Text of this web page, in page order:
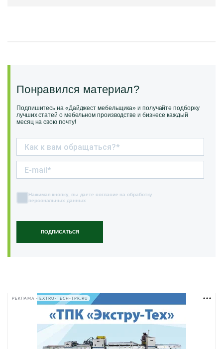
Понравился материал?
Подпишитесь на «Дайджест мебельщика» и получайте подборку
лучших статей о мебельном производстве и бизнесе каждый
месяц на свою почту!
ПОДПИСАТЬСЯ
Нажимая кнопку, вы даете согласие на обработку
персональных данных
РЕКЛАМА • EXTRU-TECH-TPK.RU